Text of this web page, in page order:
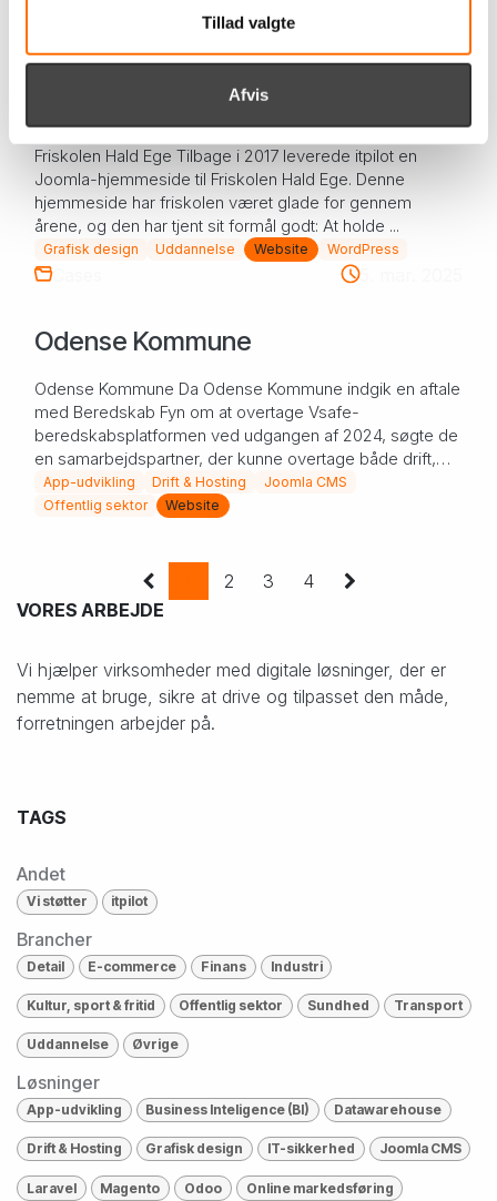
Tillad valgte
Afvis
Webshop Website
Friskolen Hald Ege
Friskolen Hald Ege Tilbage i 2017 leverede itpilot en
Joomla-hjemmeside til Friskolen Hald Ege. Denne
hjemmeside har friskolen været glade for gennem
årene, og den har tjent sit formål godt: At holde ...
Grafisk design Uddannelse Website WordPress
Cases 5. mar. 2025
Odense Kommune
Odense Kommune Da Odense Kommune indgik en aftale
med Beredskab Fyn om at overtage Vsafe-
beredskabsplatformen ved udgangen af 2024, søgte de
en samarbejdspartner, der kunne overtage både drift,
vedlig...
App-udvikling Drift & Hosting
Joomla CMS
Offentlig sektor
Website
2 3
4
VORES ARBEJDE
Vi hjælper virksomheder med digitale løsninger, der er
nemme at bruge, sikre at drive og tilpasset den måde,
forretningen arbejder på.
TAGS
Andet
Vi støtter itpilot
Brancher
Detail E-commerce Finans Industri
Kultur, sport & fritid Offentlig sektor Sundhed Transport
Uddannelse Øvrige
Løsninger
App-udvikling Business Inteligence (BI) Datawarehouse
Drift & Hosting Grafisk design IT-sikkerhed Joomla CMS
Laravel Magento Odoo Online markedsføring